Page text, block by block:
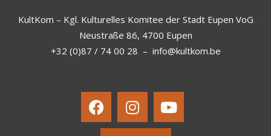
KultKom – Kgl. Kulturelles Komitee der Stadt Eupen VoG
Neustraße 86, 4700 Eupen
+32 (0)87 / 74 00 28 – info@kultkom.be